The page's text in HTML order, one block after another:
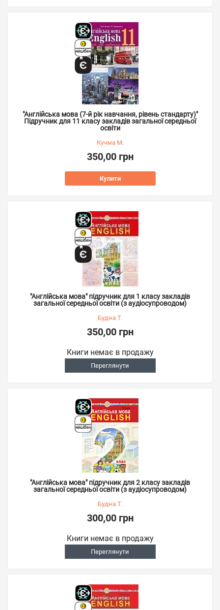
"Англійська мова (7-й рік навчання, рівень стандарту)"
Підручник для 11 класу закладів загальної середньої
освіти
Кучма М.
350,00 грн
Купити
"Англійська мова" підручник для 1 класу закладів
загальної середньої освіти (з аудіосупроводом)
Будна Т.
350,00 грн
Книги немає в продажу
Переглянути
"Англійська мова" підручник для 2 класу закладів
загальної середньої освіти (з аудіосупроводом)
Будна Т.
300,00 грн
Книги немає в продажу
Переглянути